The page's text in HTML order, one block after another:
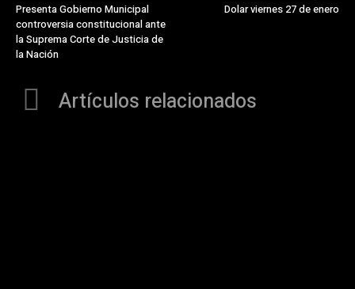
Presenta Gobierno Municipal
controversia constitucional ante
la Suprema Corte de Justicia de
la Nación
Dolar viernes 27 de enero
Artículos relacionados